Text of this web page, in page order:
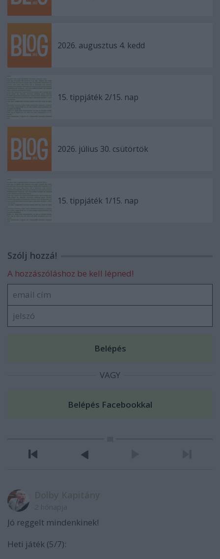
2026. augusztus 4. kedd
15. tippjáték 2/15. nap
2026. július 30. csütörtök
15. tippjáték 1/15. nap
Szólj hozzá!
A hozzászóláshoz be kell lépned!
VAGY
Jó reggelt mindenkinek!
Heti játék (5/7):